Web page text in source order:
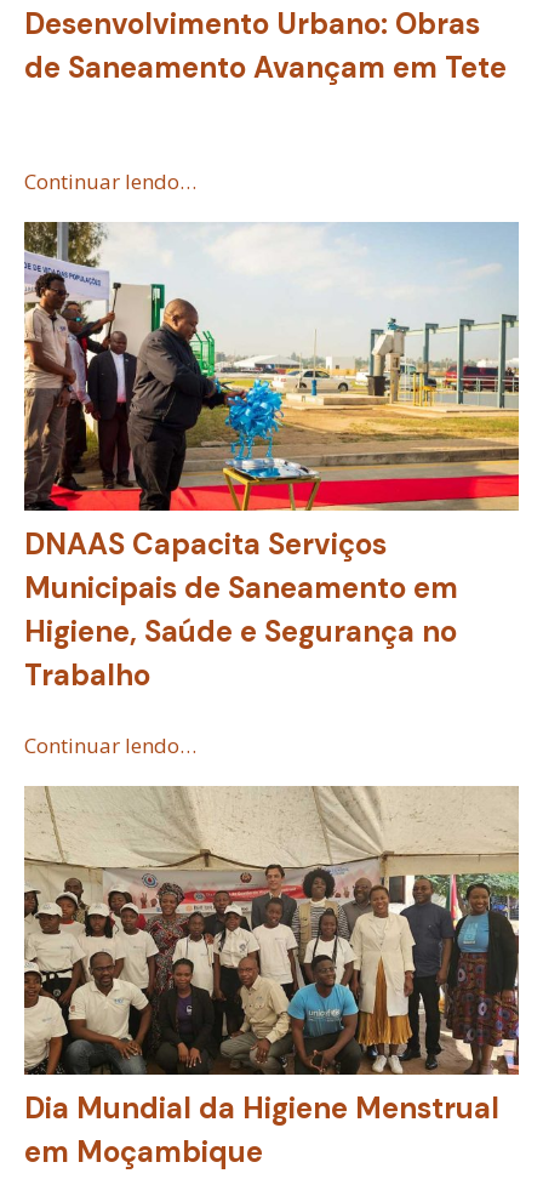
Desenvolvimento Urbano: Obras
de Saneamento Avançam em Tete
Continuar lendo…
DNAAS Capacita Serviços
Municipais de Saneamento em
Higiene, Saúde e Segurança no
Trabalho
Continuar lendo…
Dia Mundial da Higiene Menstrual
em Moçambique